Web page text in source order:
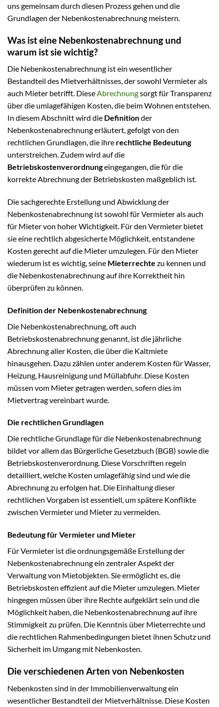
uns gemeinsam durch diesen Prozess gehen und die
Grundlagen der Nebenkostenabrechnung meistern.
Was ist eine Nebenkostenabrechnung und
warum ist sie wichtig?
Die Nebenkostenabrechnung ist ein wesentlicher
Bestandteil des Mietverhältnisses, der sowohl Vermieter als
auch Mieter betrifft. DieseAbrechnungsorgt für Transparenz
über die umlagefähigen Kosten, die beim Wohnen entstehen.
In diesem Abschnitt wird die Definitionder
Nebenkostenabrechnung erläutert, gefolgt von den
rechtlichen Grundlagen, die ihre rechtliche Bedeutung
unterstreichen. Zudem wird auf die
Betriebskostenverordnungeingegangen, die für die
korrekte Abrechnung der Betriebskosten maßgeblich ist.
Die sachgerechte Erstellung und Abwicklung der
Nebenkostenabrechnung ist sowohl für Vermieter als auch
für Mieter von hoher Wichtigkeit. Für den Vermieter bietet
sie eine rechtlich abgesicherte Möglichkeit, entstandene
Kosten gerecht auf die Mieter umzulegen. Für den Mieter
wiederum ist es wichtig, seine Mieterrechte zu kennen und
die Nebenkostenabrechnung auf ihre Korrektheit hin
überprüfen zu können.
Definition der Nebenkostenabrechnung
Die Nebenkostenabrechnung, oft auch
Betriebskostenabrechnung genannt, ist die jährliche
Abrechnung aller Kosten, die über die Kaltmiete
hinausgehen. Dazu zählen unter anderem Kosten für Wasser,
Heizung, Hausreinigung und Müllabfuhr. Diese Kosten
müssen vom Mieter getragen werden, sofern dies im
Mietvertrag vereinbart wurde.
Die rechtlichen Grundlagen
Die rechtliche Grundlage für die Nebenkostenabrechnung
bildet vor allem das Bürgerliche Gesetzbuch (BGB) sowie die
Betriebskostenverordnung. Diese Vorschriften regeln
detailliert, welche Kosten umlagefähig sind und wie die
Abrechnung zu erfolgen hat. Die Einhaltung dieser
rechtlichen Vorgaben ist essentiell, um spätere Konflikte
zwischen Vermieter und Mieter zu vermeiden.
Bedeutung für Vermieter und Mieter
Für Vermieter ist die ordnungsgemäße Erstellung der
Nebenkostenabrechnung ein zentraler Aspekt der
Verwaltung von Mietobjekten. Sie ermöglicht es, die
Betriebskosten effizient auf die Mieter umzulegen. Mieter
hingegen müssen über ihre Rechte aufgeklärt sein und die
Möglichkeit haben, die Nebenkostenabrechnung auf ihre
Stimmigkeit zu prüfen. Die Kenntnis über Mieterrechte und
die rechtlichen Rahmenbedingungen bietet ihnen Schutz und
Sicherheit im Umgang mit Nebenkosten.
Die verschiedenen Arten von Nebenkosten
Nebenkosten sind in der Immobilienverwaltung ein
wesentlicher Bestandteil der Mietverhältnisse. Diese Kosten